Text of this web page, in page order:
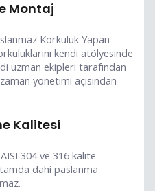
Montaj
Korkuluk Yapan
kendi atölyesinde
uzman ekipleri tarafından
yönetimi açısından
Kalitesi
304 ve 316 kalite
dahi paslanma